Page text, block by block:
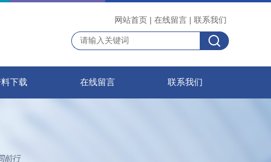
网站首页 | 在线留言 | 联系我们
下载 在线留言 联系我们